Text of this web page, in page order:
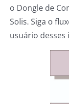
o Dongle de
Solis. Siga o
usuário desses